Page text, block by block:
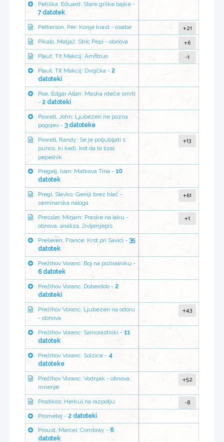
Petiška, Eduard: Stare grške bajke -
7 datotek
Petterson, Per: Konje krast - osebe +21
Pikalo, Matjaž: Stric Pepi - obnova +6
Plaut, Tit Makcij: Amfitruo -1
Plaut, Tit Makcij: Dvojčka - 2
datoteki
Poe, Edgar Allan: Maska rdeče smrti
- 2 datoteki
Powell, John: Ljubezen ne pozna
pogojev - 3 datoteke
Powell, Randy: Se je poljubljati s
punco, ki kadi, kot da bi lizal
pepelnik
+13
Pregelj, Ivan: Matkova Tina - 10
datotek
Pregl, Slavko: Geniji brez hlač -
seminarska naloga
+61
Pressler, Mirjam: Praske na laku -
obnova, analiza, življenjepis
+1
Prešeren, France: Krst pri Savici - 35
datotek
Prežihov Voranc: Boj na požiralniku -
6 datotek
Prežihov Voranc: Doberdob - 2
datoteki
Prežihov Voranc: Ljubezen na odoru
- obnova
+43
Prežihov Voranc: Samorastniki - 11
datotek
Prežihov Voranc: Solzice - 4
datoteke
Prežihov Voranc: Vodnjak - obnova,
mnenje
+52
Prodikos: Herkul na razpotju -8
Prometej - 2 datoteki
Proust, Marcel: Combray - 6
datotek